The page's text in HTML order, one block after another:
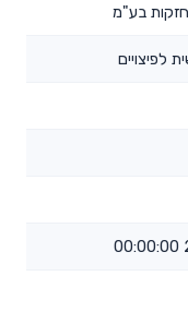
בע"מ
לפיצויים